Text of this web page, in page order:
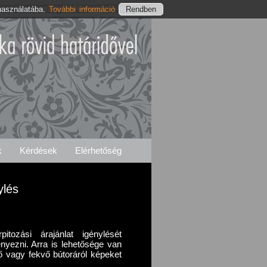
Sajólászlófalvai Szolgáltatásaink Elérhetőségeink
Kérdések Elérhetőség
árajánlat igénylését
Arra is lehetősége van
vagy fekvő bútoráról képeket
További információ